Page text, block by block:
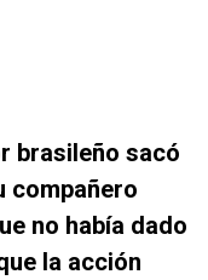
brasileño sacó
compañero
no había dado
la acción